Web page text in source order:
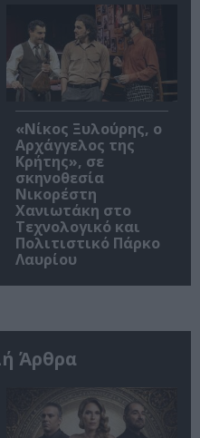
«Νίκος Ξυλούρης, ο
Αρχάγγελος της
Κρήτης», σε
σκηνοθεσία
Νικορέστη
Χανιωτάκη στο
Τεχνολογικό και
Πολιτιστικό Πάρκο
Λαυρίου
Άρθρα